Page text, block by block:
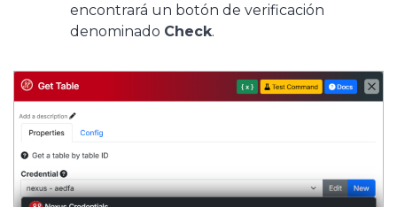
encontrará un botón de verificación
denominado Check.